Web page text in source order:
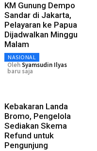
KM Gunung Dempo
Sandar di Jakarta,
Pelayaran ke Papua
Dijadwalkan Minggu
Malam
NASIONAL
OlehSyamsudin Ilyas
baru saja
Kebakaran Landa
Bromo, Pengelola
Sediakan Skema
Refund untuk
Pengunjung